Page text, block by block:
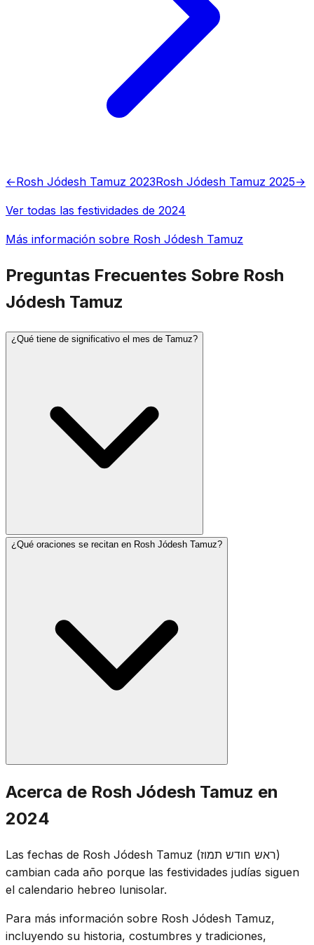
←Rosh Jódesh Tamuz 2023Rosh Jódesh Tamuz 2025→
Ver todas las festividades de 2024
Más información sobre Rosh Jódesh Tamuz
Preguntas Frecuentes Sobre Rosh
Jódesh Tamuz
¿Qué tiene de significativo el mes de Tamuz?
tradición, el pecado del Becerro de Oro y la ruptura de
las primeras tablas por Moisés ocurrieron durante este
¿Qué oraciones se recitan en Rosh Jódesh Tamuz?
Se recitan las oraciones estándar de Rosh Jódesh:
medio Halel, Yaalé VeYavó, la lectura de la Torá y
Musaf. Aunque Rosh Jódesh en sí es un día alegre, la
las Tres Semanas comienza más adelante en el mes, el
17 de Tamuz.
Acerca de Rosh Jódesh Tamuz en
2024
Las fechas de Rosh Jódesh Tamuz (ראש חודש תמוז)
cambian cada año porque las festividades judías siguen
el calendario hebreo lunisolar.
Para más información sobre Rosh Jódesh Tamuz,
incluyendo su historia, costumbres y tradiciones,